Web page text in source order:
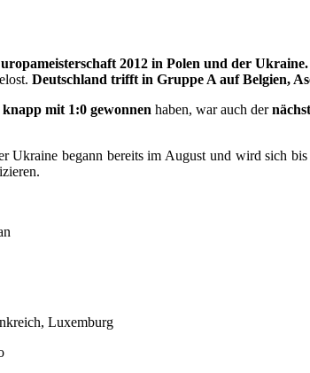
2012 in Polen und der Ukraine.
Deutschland trifft in Gruppe A auf Belgien,
knapp mit 1:0 gewonnen haben, war auch der
Ukraine begann bereits im August und wird sich
Luxemburg